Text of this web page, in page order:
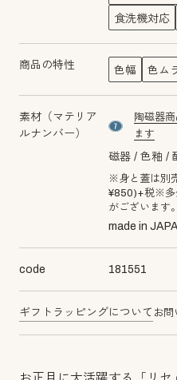
食洗機対応
商品の特性 色幅 色ム
素材（マテリア
ルナンバー）
material
陶磁器
ます
磁器 色釉
※身と蓋は別
¥850)+税※多
がございます。
made in
code 181551
ギフトラッピングについて お問